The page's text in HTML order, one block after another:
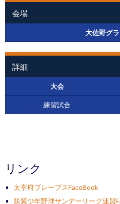
会場
大佐野グ
詳細
大会
練習試合
リンク
太宰府ブレーブスFaceBook
筑紫少年野球サンデーリーグ連盟